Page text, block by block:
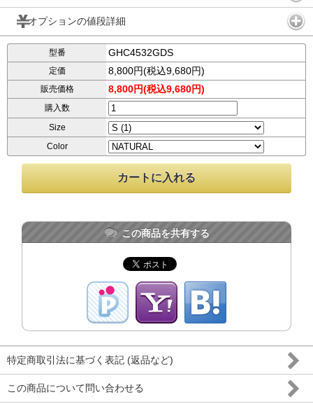
オプションの値段詳細
型番 GHC4532GDS
定価 8,800円(税込9,680円)
販売価格 8,800円(税込9,680円)
購入数
Size
Color
この商品を共有する
特定商取引法に基づく表記 (返品など)
この商品について問い合わせる